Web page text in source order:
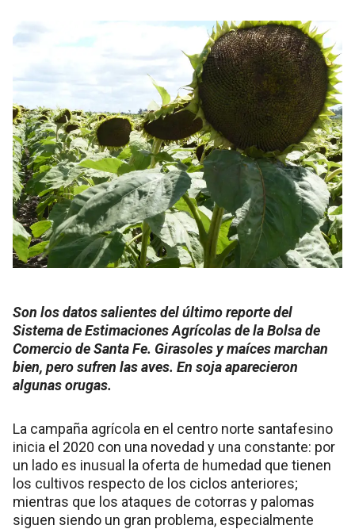
Son los datos salientes del último reporte del
Sistema de Estimaciones Agrícolas de la Bolsa de
Comercio de Santa Fe. Girasoles y maíces marchan
bien, pero sufren las aves. En soja aparecieron
algunas orugas.
La campaña agrícola en el centro norte santafesino
inicia el 2020 con una novedad y una constante: por
un lado es inusual la oferta de humedad que tienen
los cultivos respecto de los ciclos anteriores;
mientras que los ataques de cotorras y palomas
siguen siendo un gran problema, especialmente